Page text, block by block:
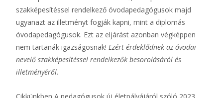
szakképesítéssel rendelkező óvodapedagógusok majd
ugyanazt az illetményt fogják kapni, mint a diplomás
óvodapedagógusok. Ezt az eljárást azonban végképpen
nem tartanák igazságosnak! Ezért érdeklődnek az óvodai
nevelő szakképesítéssel rendelkezők besorolásáról és
illetményéről.